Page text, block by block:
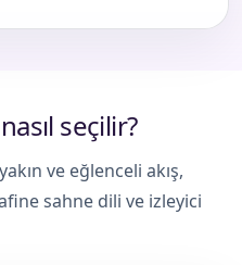
seçilir?
ve eğlenceli akış,
sahne dili ve izleyici